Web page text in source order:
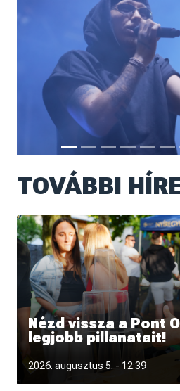
TOVÁBBI
Nézd vissza a Pont
legjobb pillanatait!
Fotókon és videón is újra
2026. augusztus 5. - 12:39